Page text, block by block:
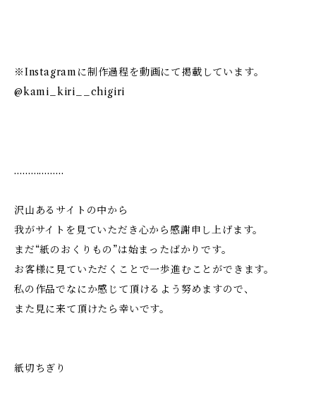
※Instagramに制作過程を動画にて掲載しています。
@kami_kiri__chigiri
………………
沢山あるサイトの中から
我がサイトを見ていただき心から感謝申し上げます。
まだ“紙のおくりもの”は始まったばかりです。
お客様に見ていただくことで一歩進むことができます。
私の作品でなにか感じて頂けるよう努めますので、
また見に来て頂けたら幸いです。
紙切ちぎり